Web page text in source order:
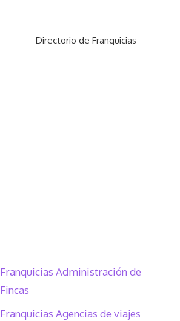
Directorio de Franquicias
Franquicias Administración de
Fincas
Franquicias Agencias de viajes